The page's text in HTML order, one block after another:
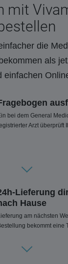
mit
die
als
einfachen
bei dem General
Arzt überprüft
Lieferung
Hause
am nächsten
bekommt eine